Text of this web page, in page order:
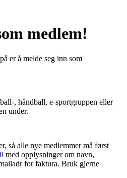
medlem!
er å melde seg inn som
, håndball, e-sportgruppen eller
under.
så alle nye medlemmer må først
med opplysninger om navn,
for faktura. Bruk gjerne